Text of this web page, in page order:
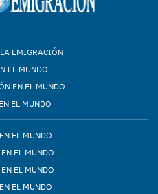
EMIGRACIÓN
EL MUNDO
EN EL MUNDO
EL MUNDO
EL MUNDO
EL MUNDO
EL MUNDO
EL MUNDO